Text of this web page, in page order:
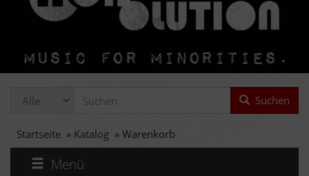
Suchen
Startseite » Katalog » Warenkorb
Menü